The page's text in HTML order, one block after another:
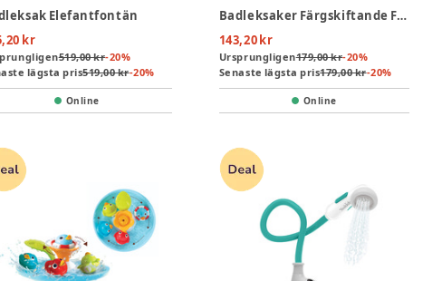
Elefantfontän
kr
519,00 kr-20%
lägsta pris519,00 kr-20%
Online
Badleksaker Färgskiftande Fiskar
143,20 kr
Ursprungligen179,00 kr-20%
Senaste lägsta pris179,00 kr-20%
Online